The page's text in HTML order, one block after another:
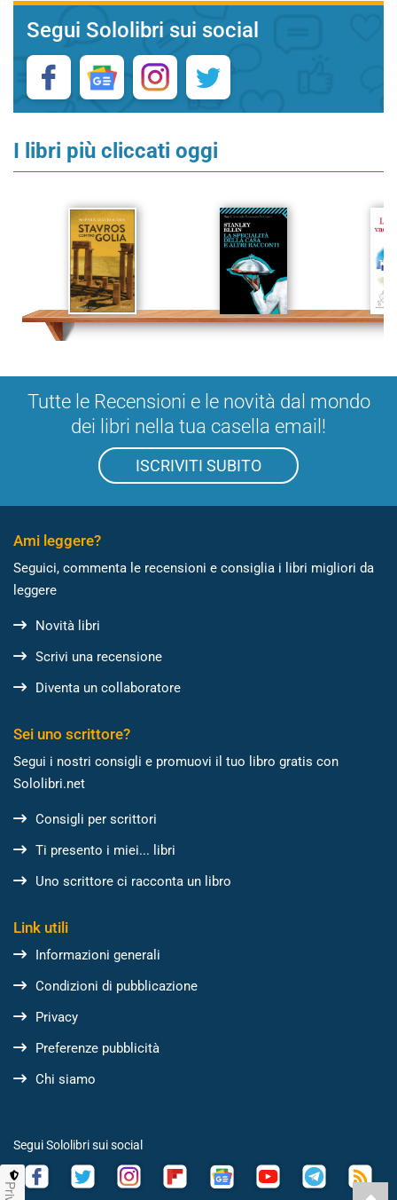
Segui Sololibri sui social
I libri più cliccati oggi
Tutte le Recensioni e le novità dal mondo
dei libri nella tua casella email!
ISCRIVITI SUBITO
Ami leggere?
Seguici, commenta le recensioni e consiglia i libri migliori da
leggere
Novità libri
Scrivi una recensione
Diventa un collaboratore
Sei uno scrittore?
Segui i nostri consigli e promuovi il tuo libro gratis con
Sololibri.net
Consigli per scrittori
Ti presento i miei... libri
Uno scrittore ci racconta un libro
Link utili
Informazioni generali
Condizioni di pubblicazione
Privacy
Preferenze pubblicità
Chi siamo
Segui Sololibri sui social